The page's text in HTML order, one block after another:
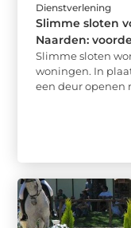
Dienstverlening
Slimme sloten
Naarden:
Slimme sloten
woningen. In
een deur openen